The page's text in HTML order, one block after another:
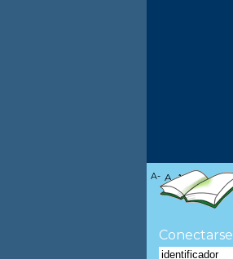
A- A A+
Conectarse